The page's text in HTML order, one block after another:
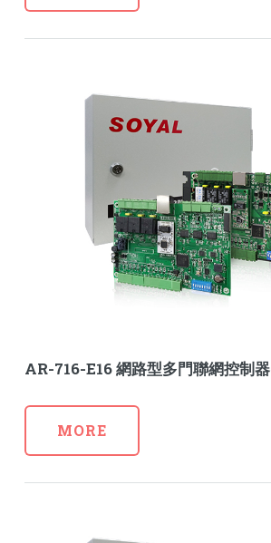
AR-716-E16 網路型多門聯網控制器
MORE